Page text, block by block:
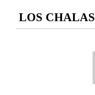
LOS CHALAS